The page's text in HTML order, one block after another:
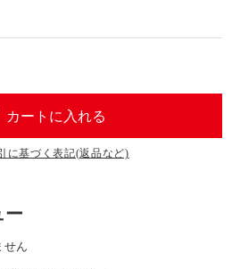
カートに入れる
に基づく表記(返品など)
ー
せん